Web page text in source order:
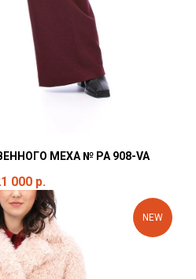
МЕХА № PA 908-VA
000 р.
NEW